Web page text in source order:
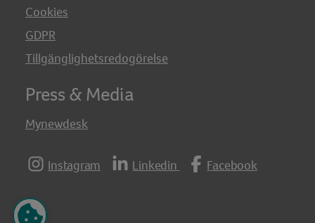
Cookies
GDPR
Tillgänglighetsredogörelse
Press & Media
Mynewdesk
Instagram Linkedin Facebook